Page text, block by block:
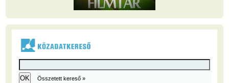
Összetett kereső »